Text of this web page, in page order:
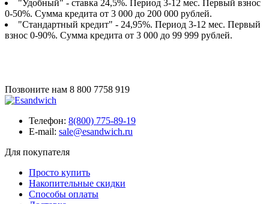
"Удобный" - ставка 24,5%. Период 3-12 мес. Первый взнос
0-50%. Сумма кредита от 3 000 до 200 000 рублей.
"Стандартный кредит" - 24,95%. Период 3-12 мес. Первый
взнос 0-90%. Сумма кредита от 3 000 до 99 999 рублей.
Позвоните нам 8 800 7758 919
Телефон: 8(800) 775-89-19
E-mail: sale@esandwich.ru
Для покупателя
Просто купить
Накопительные скидки
Способы оплаты